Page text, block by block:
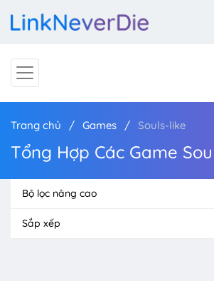
Trang chủ Games Souls-like
Tổng Hợp Các Game
Bộ lọc nâng cao
Sắp xếp